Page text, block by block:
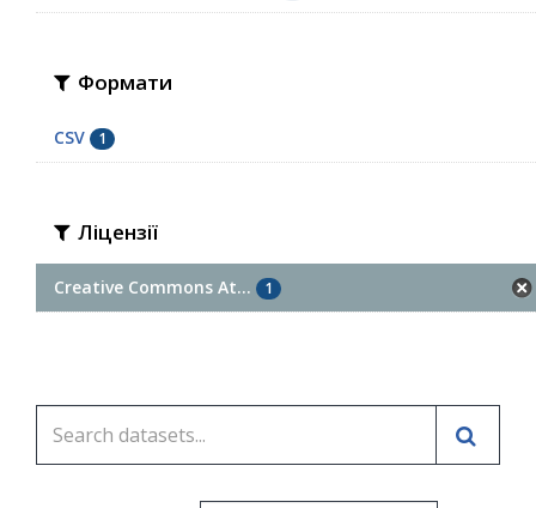
Формати
CSV 1
Ліцензії
Creative Commons At... 1